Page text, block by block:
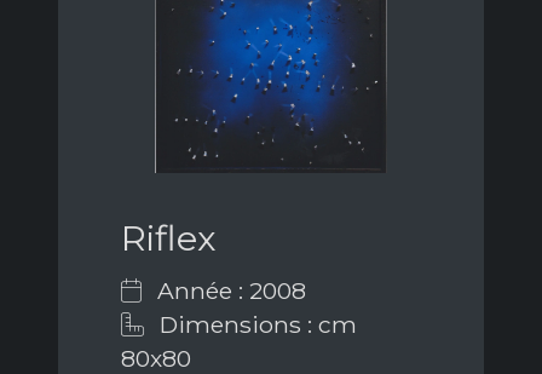
Riflex
Année : 2008
Dimensions : cm
80x80